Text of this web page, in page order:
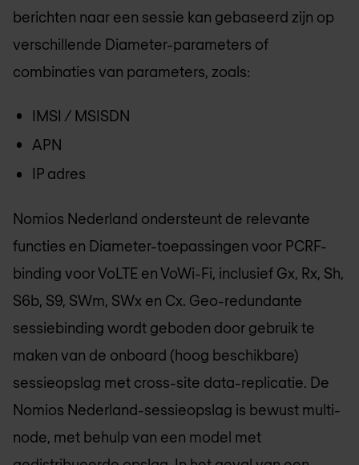
berichten naar een sessie kan gebaseerd zijn op
verschillende Diameter-parameters of
combinaties van parameters, zoals:
IMSI / MSISDN
APN
IP adres
Nomios Nederland ondersteunt de relevante
functies en Diameter-toepassingen voor PCRF-
binding voor VoLTE en VoWi-Fi, inclusief Gx, Rx, Sh,
S6b, S9, SWm, SWx en Cx. Geo-redundante
sessiebinding wordt geboden door gebruik te
maken van de onboard (hoog beschikbare)
sessieopslag met cross-site data-replicatie. De
Nomios Nederland-sessieopslag is bewust multi-
node, met behulp van een model met